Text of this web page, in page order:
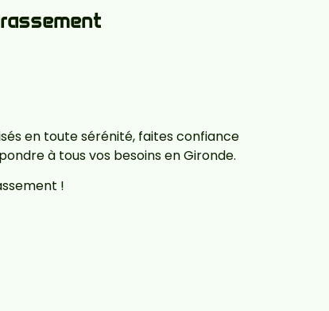
en toute sérénité, faites confiance
à tous vos besoins en Gironde.
!